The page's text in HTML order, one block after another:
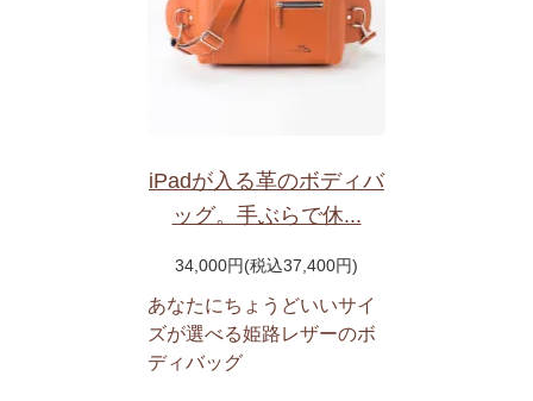
iPadが入る革のボディバ
ッグ。手ぶらで休...
34,000円(税込37,400円)
あなたにちょうどいいサイ
ズが選べる姫路レザーのボ
ディバッグ